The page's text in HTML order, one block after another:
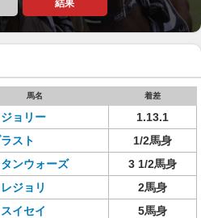
結果
馬名 着差
ョリー
1.13.1
スト
1/2馬身
ンウォーズ
3 1/2馬身
ジョリ
2馬身
イセイ
5馬身